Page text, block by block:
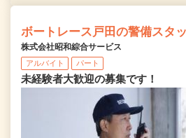
ボートレース戸田の警備スタ
株式会社昭和綜合サービス
アルバイト パート
未経験者大歓迎の募集です！